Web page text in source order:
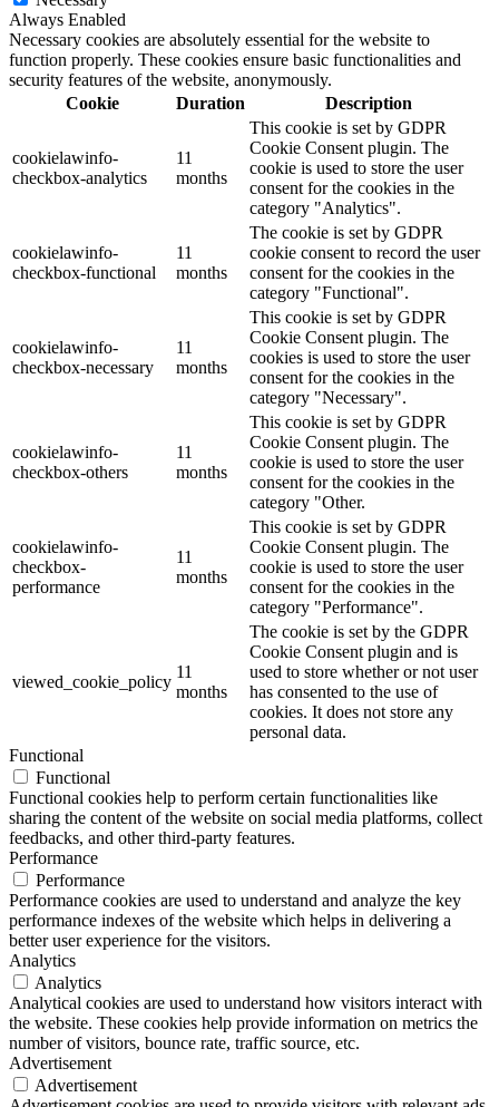
Always Enabled
Necessary cookies are absolutely essential for the website to
function properly. These cookies ensure basic functionalities and
security features of the website, anonymously.
Cookie
Duration Description
cookielawinfo-
checkbox-analytics
11
months
This cookie is set by GDPR
Cookie Consent plugin. The
cookie is used to store the user
consent for the cookies in the
category "Analytics".
cookielawinfo-
checkbox-functional
11
months
The cookie is set by GDPR
cookie consent to record the user
consent for the cookies in the
category "Functional".
cookielawinfo-
checkbox-necessary
11
months
This cookie is set by GDPR
Cookie Consent plugin. The
cookies is used to store the user
consent for the cookies in the
category "Necessary".
cookielawinfo-
checkbox-others
11
months
This cookie is set by GDPR
Cookie Consent plugin. The
cookie is used to store the user
consent for the cookies in the
category "Other.
cookielawinfo-
checkbox-
performance
11
months
This cookie is set by GDPR
Cookie Consent plugin. The
cookie is used to store the user
consent for the cookies in the
category "Performance".
viewed_cookie_policy
11
months
The cookie is set by the GDPR
Cookie Consent plugin and is
used to store whether or not user
has consented to the use of
cookies. It does not store any
personal data.
Functional
Functional
Functional cookies help to perform certain functionalities like
sharing the content of the website on social media platforms, collect
feedbacks, and other third-party features.
Performance
Performance
Performance cookies are used to understand and analyze the key
performance indexes of the website which helps in delivering a
better user experience for the visitors.
Analytics
Analytics
Analytical cookies are used to understand how visitors interact with
the website. These cookies help provide information on metrics the
number of visitors, bounce rate, traffic source, etc.
Advertisement
Advertisement